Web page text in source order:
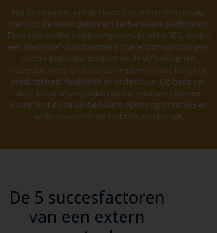
Met de opkomst van de cloud is er echter een nieuwe
trend op de markt gekomen: kant-en-klare platformen.
Deze kant-en-klare oplossingen, zoals Ishtar365, bieden
een alternatief voor maatwerk SharePoint-oplossingen.
In deze publicatie bekijken we de vijf belangrijke
succesfactoren: snelheid van implementatie, kostprijs,
productiviteit, flexibiliteit en onderhoud. Op basis van
deze factoren vergelijken we het maatwerk binnen
SharePoint en de kant-en-klare oplossing Ishtar365 en
welke voordelen dit met zich meebrengt.
De 5 succesfactoren
van een extern